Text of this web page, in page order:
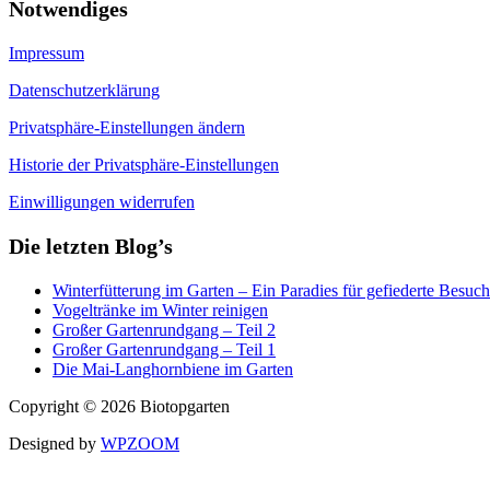
Notwendiges
Impressum
Datenschutzerklärung
Privatsphäre-Einstellungen ändern
Historie der Privatsphäre-Einstellungen
Einwilligungen widerrufen
Die letzten Blog’s
Winterfütterung im Garten – Ein Paradies für gefiederte
Vogeltränke im Winter reinigen
Großer Gartenrundgang – Teil 2
Großer Gartenrundgang – Teil 1
Die Mai-Langhornbiene im Garten
Copyright © 2026 Biotopgarten
Designed by WPZOOM